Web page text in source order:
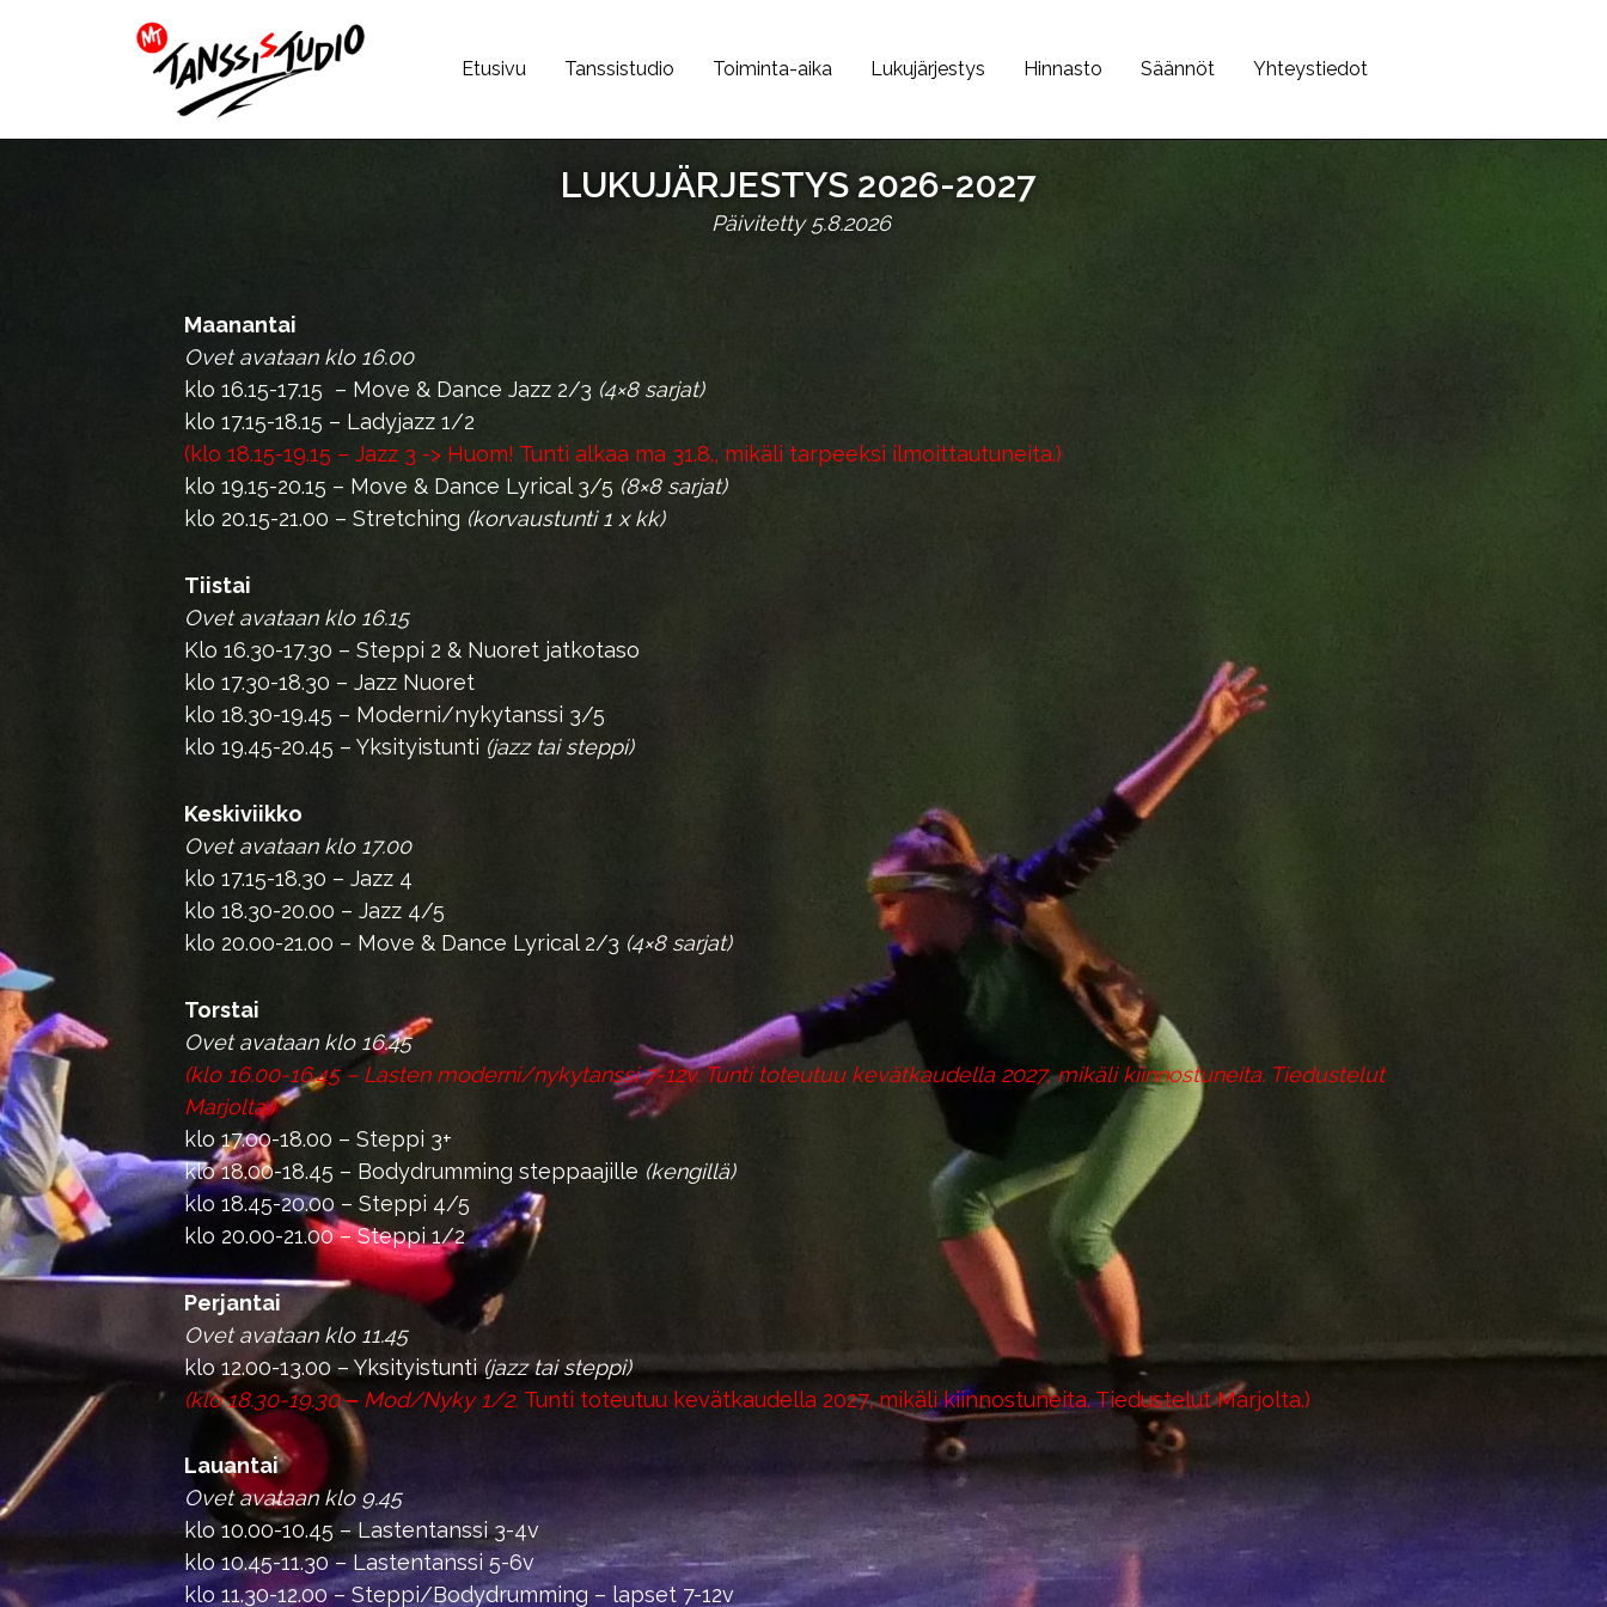
Etusivu
Tanssistudio Toiminta-aika Lukujärjestys Hinnasto Säännöt Yhteystiedot
LUKUJÄRJESTYS 2026-2027
Päivitetty 5.8.2026
Maanantai
Ovet avataan klo 16.00
klo 16.15-17.15 – Move & Dance Jazz 2/3 (4×8 sarjat)
klo 17.15-18.15 – Ladyjazz 1/2
(klo 18.15-19.15 – Jazz 3 -> Huom! Tunti alkaa ma 31.8., mikäli tarpeeksi ilmoittautuneita.)
klo 19.15-20.15 – Move & Dance Lyrical 3/5 (8×8 sarjat)
klo 20.15-21.00 – Stretching (korvaustunti 1 x kk)
Tiistai
Ovet avataan klo 16.15
Klo 16.30-17.30 – Steppi 2 & Nuoret jatkotaso
klo 17.30-18.30 – Jazz Nuoret
klo 18.30-19.45 – Moderni/nykytanssi 3/5
klo 19.45-20.45 – Yksityistunti (jazz tai steppi)
Keskiviikko
Ovet avataan klo 17.00
klo 17.15-18.30 – Jazz 4
klo 18.30-20.00 – Jazz 4/5
klo 20.00-21.00 – Move & Dance Lyrical 2/3 (4×8 sarjat)
Torstai
Ovet avataan klo 16.45
(klo 16.00-16.45 – Lasten moderni/nykytanssi 7-12v.Tunti toteutuu kevätkaudella 2027, mikäli kiinnostuneita. Tiedustelut
Marjolta.)
klo 17.00-18.00 – Steppi 3+
klo 18.00-18.45 – Bodydrumming steppaajille (kengillä)
klo 18.45-20.00 – Steppi 4/5
klo 20.00-21.00 – Steppi 1/2
Perjantai
Ovet avataan klo 11.45
klo 12.00-13.00 – Yksityistunti(jazz tai steppi)
(klo 18.30-19.30–Mod/Nyky 1/2. Tunti toteutuu kevätkaudella 2027, mikäli kiinnostuneita. Tiedustelut Marjolta.)
Lauantai
Ovet avataan klo 9.45
klo 10.00-10.45 – Lastentanssi 3-4v
klo 10.45-11.30 – Lastentanssi 5-6v
klo 11.30-12.00 – Steppi/Bodydrumming – lapset 7-12v